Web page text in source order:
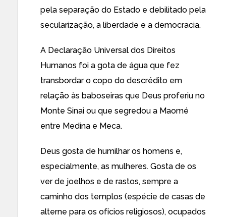
pela separação do Estado e debilitado pela
secularização, a liberdade e a democracia.
A Declaração Universal dos Direitos
Humanos foi a gota de água que fez
transbordar o copo do descrédito em
relação às baboseiras que Deus proferiu no
Monte Sinai ou que segredou a Maomé
entre Medina e Meca.
Deus gosta de humilhar os homens e,
especialmente, as mulheres. Gosta de os
ver de joelhos e de rastos, sempre a
caminho dos templos (espécie de casas de
alterne para os ofícios religiosos), ocupados